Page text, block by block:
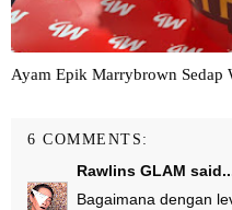
Ayam Epik Marrybrown Sedap
6 COMMENTS:
Rawlins GLAM
Bagaimana dengan